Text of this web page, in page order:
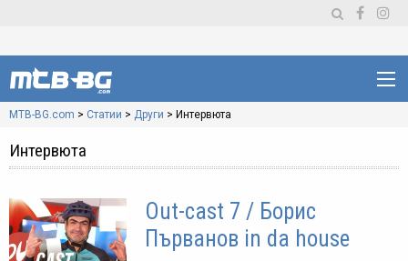
MTB-BG.com > Статии > Други > Интервюта
Интервюта
Out-cast 7 / Борис
Първанов in da house